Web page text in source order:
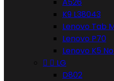
K9 L38043
Lenovo Tab
Lenovo P70
Lenovo K5
  LG
D802